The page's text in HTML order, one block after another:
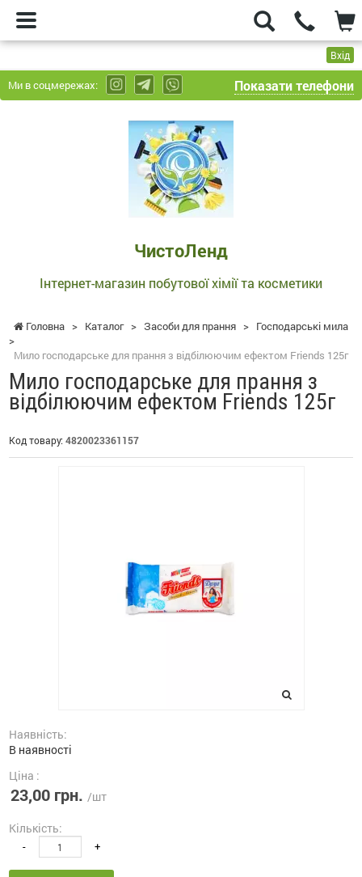
Вхід
Ми в соцмережах: Показати телефони
ЧистоЛенд
Інтернет-магазин побутової хімії та косметики
Головна > Каталог > Засоби для прання > Господарські мила
>
Мило господарське для прання з відбілюючим ефектом Friends 125г
Мило господарське для прання з
відбілюючим ефектом Friends 125г
Код товару: 4820023361157
Наявність:
В наявності
Ціна :
23,00 грн. /шт
Кількість:
- +